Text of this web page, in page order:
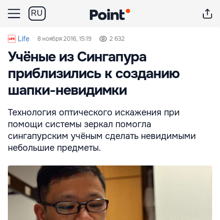
RU
Life 8 ноября 2016, 15:19 2 632
Учёные из Сингапура
приблизились к созданию
шапки-невидимки
Технология оптического искажения при
помощи системы зеркал помогла
сингапурским учёным сделать невидимыми
небольшие предметы.